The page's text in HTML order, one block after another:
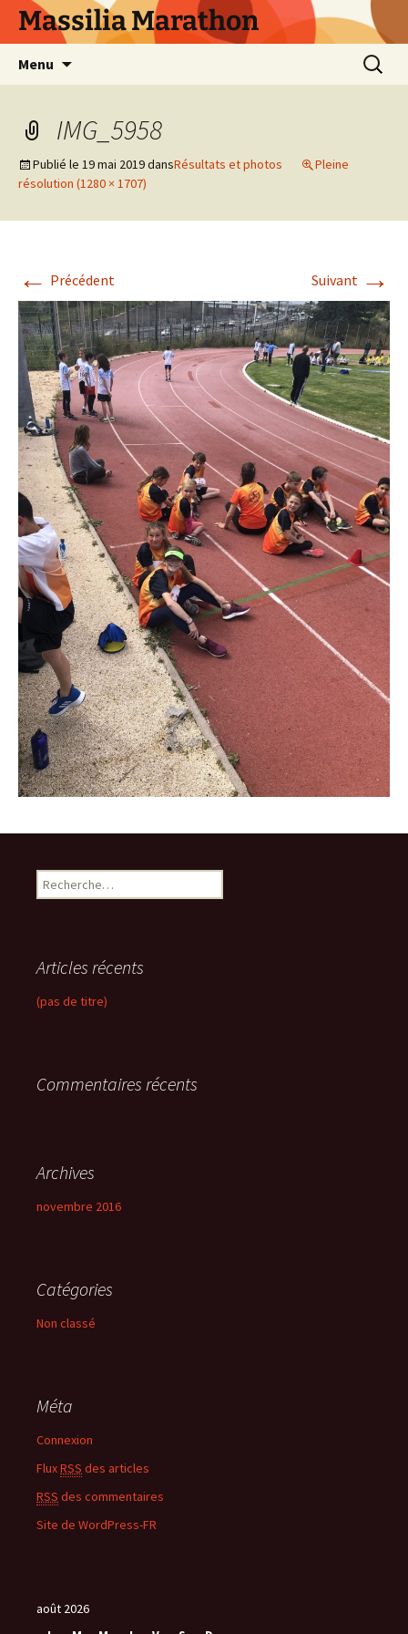
AllerMassilia Marathon
Menu
IMG_5958
Publié le 19 mai 2019dansRésultats et photos
Pleine
résolution (1280 × 1707)
← Précédent Suivant →
R
e
r
c
h
:
Articles récents
(pas de titre)
Commentaires récents
Archives
novembre 2016
Catégories
Non classé
Méta
Connexion
FluxRSS des articles
RSS des commentaires
Site de WordPress-FR
août 2026